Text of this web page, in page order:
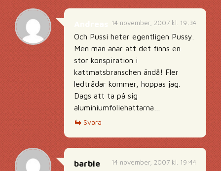
14 november, 2007 kl. 19:34
Och Pussi heter egentligen Pussy.
Men man anar att det finns en
stor konspiration i
kattmatsbranschen ändå! Fler
ledtrådar kommer, hoppas jag.
Dags att ta på sig
aluminiumfoliehattarna…
Svara
14 november, 2007 kl. 19:44
barbie